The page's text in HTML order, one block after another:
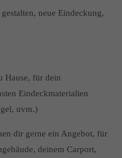
neue Eindeckung,
Hause, für dein
Eindeckmaterialien
uvm.)
dir gerne ein Angebot, für
deinem Carport,